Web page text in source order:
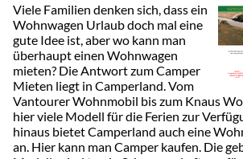
Viele Familien denken sich, dass ein
Wohnwagen Urlaub doch mal eine
gute Idee ist, aber wo kann man
überhaupt einen Wohnwagen
mieten? Die Antwort zum Camper
Mieten liegt in Camperland. Vom
Vantourer Wohnmobil bis zum Knaus
hier viele Modell für die Ferien zur
hinaus bietet Camperland auch eine
an. Hier kann man Camper kaufen. Die